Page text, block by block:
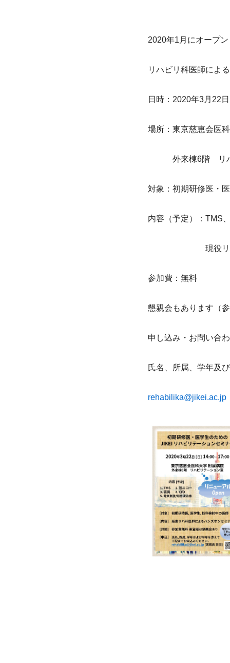
2020年1月にオープ
リハビリ科医師によ
日時：2020年3月22
場所：東京慈恵会医
外来棟6階　リハ
対象：初期研修医・
内容（予定）：TMS
現役リハビリ
参加費：無料
懇親会もあります（
申し込み・お問い合
氏名、所属、学年及
rehabilika@jikei.ac.jp